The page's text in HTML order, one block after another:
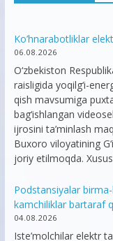
Ko’hnarabotliklar
06.08.2026
O‘zbekiston
raisligida yoqilg‘i-
qish mavsumiga
bag‘ishlangan
ijrosini ta’minlash
Buxoro viloyatining
joriy etilmoqda.
Podstansiyalar
kamchiliklar bartaraf
04.08.2026
Iste’molchilar elektr